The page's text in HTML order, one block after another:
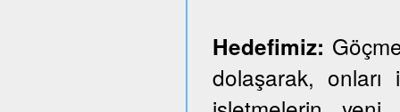
Hedefimiz:
dolaşarak,